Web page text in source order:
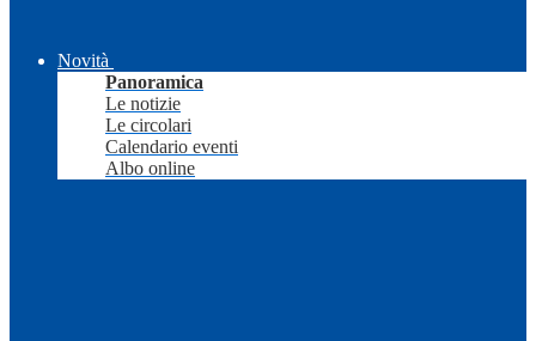
Novità
Panoramica
Le notizie
Le circolari
Calendario eventi
Albo online